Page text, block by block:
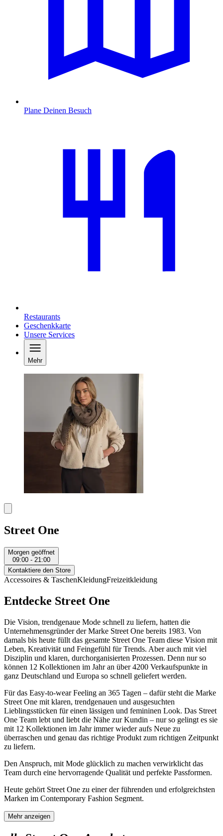
Plane Deinen Besuch
Restaurants
Geschenkkarte
Unsere Services
Mehr
Street One
Morgen geöffnet
09:00 - 21:00
Kontaktiere den Store
Accessoires & TaschenKleidungFreizeitkleidung
Entdecke Street One
Die Vision, trendgenaue Mode schnell zu liefern, hatten die
Unternehmensgründer der Marke Street One bereits 1983. Von
damals bis heute füllt das gesamte Street One Team diese Vision mit
Leben, Kreativität und Feingefühl für Trends. Aber auch mit viel
Disziplin und klaren, durchorganisierten Prozessen. Denn nur so
können 12 Kollektionen im Jahr an über 4200 Verkaufspunkte in
ganz Deutschland und Europa so schnell geliefert werden.
Für das Easy-to-wear Feeling an 365 Tagen – dafür steht die Marke
Street One mit klaren, trendgenauen und ausgesuchten
Lieblingsstücken für einen lässigen und femininen Look. Das Street
One Team lebt und liebt die Nähe zur Kundin – nur so gelingt es sie
mit 12 Kollektionen im Jahr immer wieder aufs Neue zu
überraschen und genau das richtige Produkt zum richtigen Zeitpunkt
zu liefern.
Den Anspruch, mit Mode glücklich zu machen verwirklicht das
Team durch eine hervorragende Qualität und perfekte Passformen.
Heute gehört Street One zu einer der führenden und erfolgreichsten
Marken im Contemporary Fashion Segment.
Mehr anzeigen